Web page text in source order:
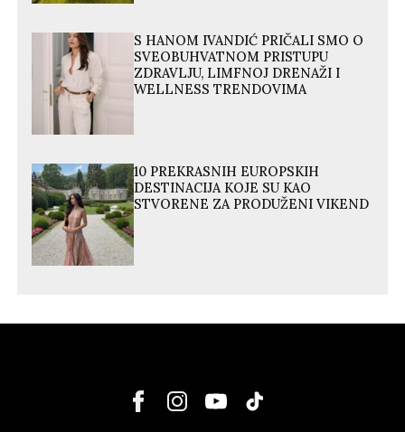
S HANOM IVANDIĆ PRIČALI SMO O
SVEOBUHVATNOM PRISTUPU
ZDRAVLJU, LIMFNOJ DRENAŽI I
WELLNESS TRENDOVIMA
10 PREKRASNIH EUROPSKIH
DESTINACIJA KOJE SU KAO
STVORENE ZA PRODUŽENI VIKEND